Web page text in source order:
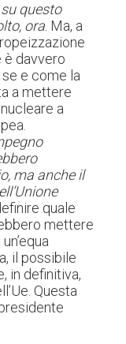
questo
ora . Ma, a
è davvero
se e come la
a mettere
a
ma anche il
quale
mettere
il possibile
in definitiva,
Questa